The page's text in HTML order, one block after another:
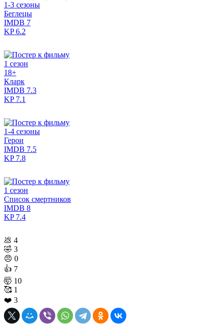
1-3 сезоны
Беглецы
IMDB 7
KP6.2
1 сезон
18+
Кларк
IMDB 7.3
KP7.1
1-4 сезоны
Герои
IMDB 7.5
KP7.8
1 сезон
Список смертников
IMDB 8
KP7.4
💩 4
🤣 3
😠 0
👍 7
🤯 10
🥰 1
❤️ 3